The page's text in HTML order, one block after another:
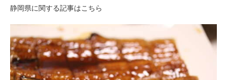
静岡県に関する記事はこちら